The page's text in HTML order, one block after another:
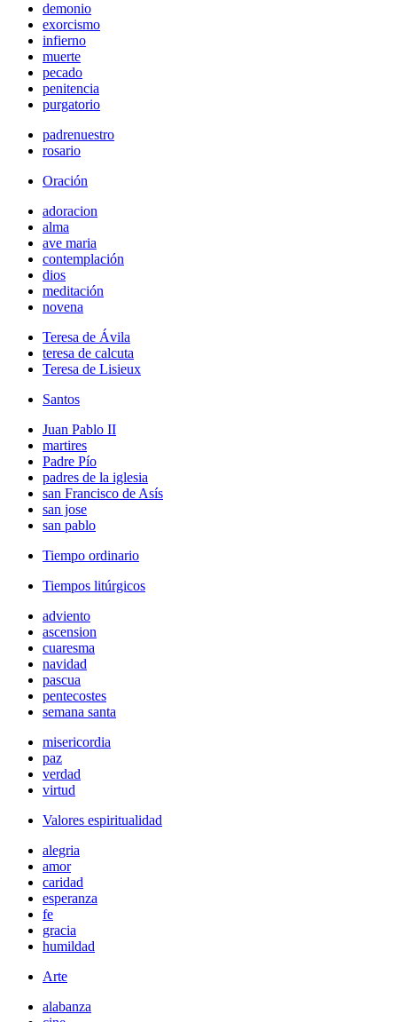
demonio
exorcismo
infierno
muerte
pecado
penitencia
purgatorio
padrenuestro
rosario
Oración
adoracion
alma
ave maria
contemplación
dios
meditación
novena
Teresa de Ávila
teresa de calcuta
Teresa de Lisieux
Santos
Juan Pablo II
martires
Padre Pío
padres de la iglesia
san Francisco de Asís
san jose
san pablo
Tiempo ordinario
Tiempos litúrgicos
adviento
ascension
cuaresma
navidad
pascua
pentecostes
semana santa
misericordia
paz
verdad
virtud
Valores espiritualidad
alegria
amor
caridad
esperanza
fe
gracia
humildad
Arte
alabanza